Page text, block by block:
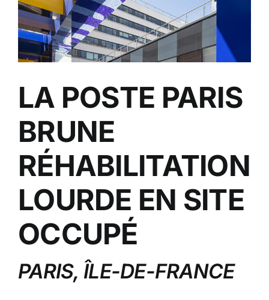
LA POSTE PARIS
BRUNE
RÉHABILITATION
LOURDE EN SITE
OCCUPÉ
PARIS, ÎLE-DE-FRANCE